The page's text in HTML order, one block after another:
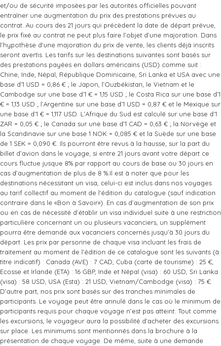
et/ou de sécurité imposées par les autorités officielles pouvant
entraîner une augmentation du prix des prestations prévues au
contrat. Au cours des 21 jours qui précèdent la date de départ prévue,
le prix fixé au contrat ne peut plus faire l’objet d’une majoration. Dans
l’hypothèse d’une majoration du prix de vente, les clients déjà inscrits
seront avertis. Les tarifs sur les destinations suivantes sont basés sur
des prestations payées en dollars américains (USD) comme suit :
Chine, Inde, Népal, République Dominicaine, Sri Lanka et USA avec une
base d’1 USD = 0,86 € ; le Japon, l’Ouzbékistan, le Vietnam et le
Cambodge sur une base d’1 € = 1,15 USD ; le Costa Rica sur une base d’1
€ = 1,13 USD ; l’Argentine sur une base d’1 USD = 0,87 € et le Mexique sur
une base d’1 € = 1,117 USD. L’Afrique du Sud est calculé sur une base d’1
ZAR = 0,05 € ; le Canada sur une base d’1 CAD = 0,63 € ; la Norvège et
la Scandinavie sur une base 1 NOK = 0,085 € et la Suède sur une base
de 1 SEK = 0,090 €. Ils pourront être revus à la hausse, sur la part du
billet d’avion dans le voyage, si entre 21 jours avant votre départ ce
cours fluctue jusque 8% par rapport au cours de base ou 30 jours en
cas d’augmentation de plus de 8 %.Il est à noter que pour les
destinations nécessitant un visa, celui-ci est inclus dans nos voyages
au tarif collectif au moment de l’édition du catalogue (sauf indication
contraire dans le «Bon à Savoir»). En cas d’augmentation de son prix
ou en cas de nécessité d’établir un visa individuel suite à une restriction
particulière concernant un ou plusieurs vacanciers, un supplément
pourra être demandé aux vacanciers concernés jusqu’à 30 jours du
départ. Les prix par personne de chaque visa incluant les frais de
traitement au moment de l’édition de ce catalogue sont les suivants (à
titre indicatif) : Canada (AVE) : 7 CAD, Cuba (carte de tourisme) : 25 €,
Ecosse et Irlande (ETA) : 16 GBP, Inde et Népal (visa) : 60 USD, Sri Lanka
(visa) : 58 USD, USA (Esta) : 21 USD, Vietnam/Cambodge (visa) : 75 €.
D’autre part, nos prix sont basés sur des tranches minimales de
participants. Le voyage peut être annulé dans le cas où le minimum de
participants requis pour chaque voyage n’est pas atteint. Tout comme
les excursions, le voyageur aura la possibilité d'acheter des excursions
sur place. Les minimums sont mentionnés dans la brochure à la
présentation de chaque voyage. De même, suite à une demande